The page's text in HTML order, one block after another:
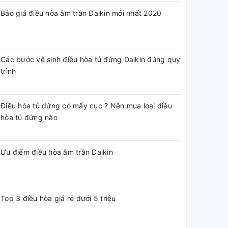
Báo giá điều hòa âm trần Daikin mới nhất 2020
Các bước vệ sinh điều hòa tủ đứng Daikin đúng quy
trình
Điều hòa tủ đứng có mấy cục ? Nên mua loại điều
hòa tủ đứng nào
Ưu điểm điều hòa âm trần Daikin
Top 3 điều hòa giá rẻ dưới 5 triệu